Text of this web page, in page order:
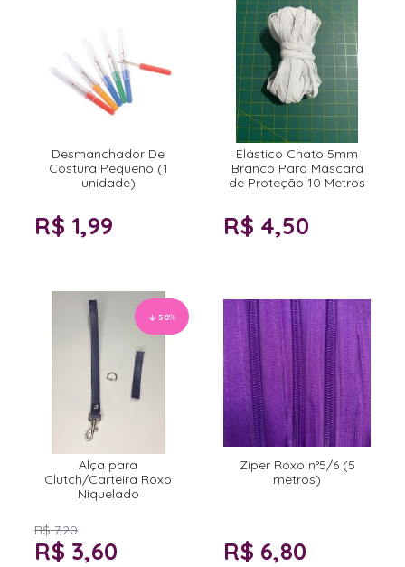
Desmanchador De
Costura Pequeno (1
unidade)
R$ 1,99
Elástico Chato 5mm
Branco Para Máscara
de Proteção 10 Metros
R$ 4,50
50%
Alça para
Clutch/Carteira Roxo
Niquelado
R$ 7,20
R$ 3,60
Zíper Roxo n°5/6 (5
metros)
R$ 6,80